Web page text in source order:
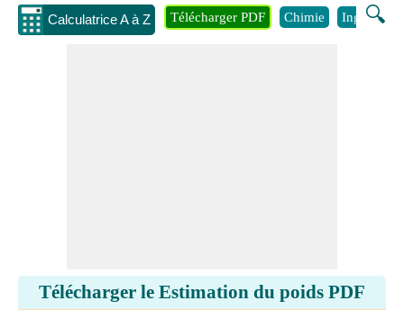
Calculatrice A à Z 🔍
Télécharger PDF Chimie Ingénierie
Télécharger le Estimation du poids PDF